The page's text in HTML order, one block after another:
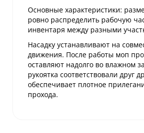
Основные характеристики:
ровно распределить рабочую
инвентаря между разными
Насадку устанавливают на
движения. После работы моп
оставляют надолго во влажном
рукоятка соответствовали
обеспечивает плотное
прохода.